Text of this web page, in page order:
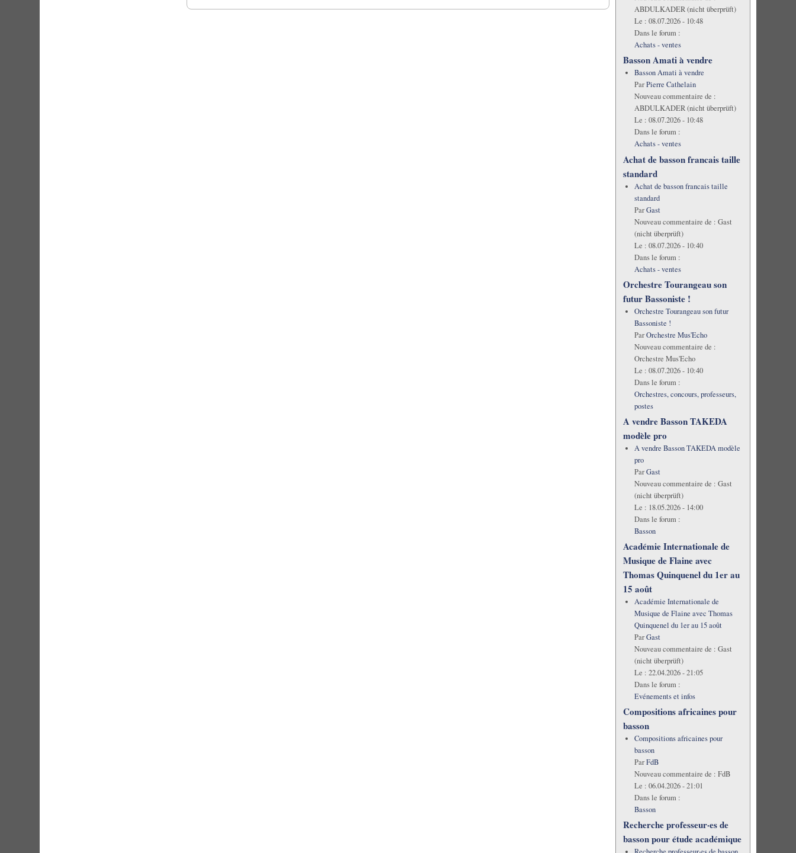
ABDULKADER (nicht überprüft)
Le : 08.07.2026 - 10:48
Dans le forum :
Achats - ventes
Basson Amati à vendre
Basson Amati à vendre
ParPierre Cathelain
Nouveau commentaire de :
ABDULKADER (nicht überprüft)
Le : 08.07.2026 - 10:48
Dans le forum :
Achats - ventes
Achat de basson francais taille
standard
Achat de basson francais taille
standard
ParGast
Nouveau commentaire de : Gast
(nicht überprüft)
Le : 08.07.2026 - 10:40
Dans le forum :
Achats - ventes
Orchestre Tourangeau son
futur Bassoniste !
Orchestre Tourangeau son futur
Bassoniste !
ParOrchestre Mus'Echo
Nouveau commentaire de :
Orchestre Mus'Echo
Le : 08.07.2026 - 10:40
Dans le forum :
Orchestres, concours, professeurs,
postes
A vendre Basson TAKEDA
modèle pro
A vendre Basson TAKEDA modèle
pro
ParGast
Nouveau commentaire de : Gast
(nicht überprüft)
Le : 18.05.2026 - 14:00
Dans le forum :
Basson
Académie Internationale de
Musique de Flaine avec
Thomas Quinquenel du 1er au
15 août
Académie Internationale de
Musique de Flaine avec Thomas
Quinquenel du 1er au 15 août
ParGast
Nouveau commentaire de : Gast
(nicht überprüft)
Le : 22.04.2026 - 21:05
Dans le forum :
Evénements et infos
Compositions africaines pour
basson
Compositions africaines pour
basson
ParFdB
Nouveau commentaire de : FdB
Le : 06.04.2026 - 21:01
Dans le forum :
Basson
Recherche professeur·es de
basson pour étude académique